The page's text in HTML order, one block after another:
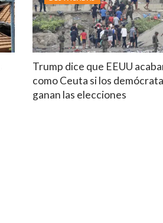
Trump dice que EEUU
como Ceuta si los
ganan las elecciones